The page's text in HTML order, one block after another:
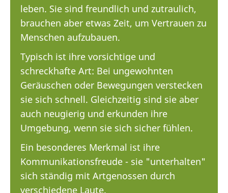
leben. Sie sind freundlich und zutraulich,
brauchen aber etwas Zeit, um Vertrauen zu
Menschen aufzubauen.
Typisch ist ihre vorsichtige und
schreckhafte Art: Bei ungewohnten
Geräuschen oder Bewegungen verstecken
sie sich schnell. Gleichzeitig sind sie aber
auch neugierig und erkunden ihre
Umgebung, wenn sie sich sicher fühlen.
Ein besonderes Merkmal ist ihre
Kommunikationsfreude - sie "unterhalten"
sich ständig mit Artgenossen durch
verschiedene Laute.